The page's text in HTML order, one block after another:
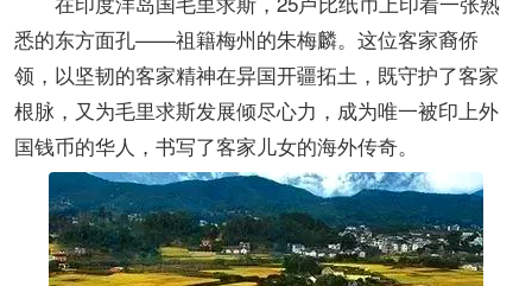
悉的东方面孔——祖籍梅州的朱梅麟。这位客家裔侨
领，以坚韧的客家精神在异国开疆拓土，既守护了客家
根脉，又为毛里求斯发展倾尽心力，成为唯一被印上外
国钱币的华人，书写了客家儿女的海外传奇。